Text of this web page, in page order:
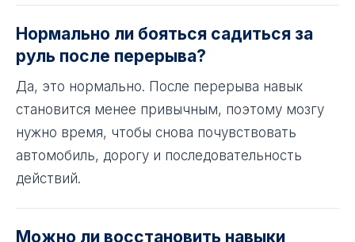
Нормально ли бояться садиться за
руль после перерыва?
Да, это нормально. После перерыва навык
становится менее привычным, поэтому мозгу
нужно время, чтобы снова почувствовать
автомобиль, дорогу и последовательность
действий.
Можно ли восстановить навыки